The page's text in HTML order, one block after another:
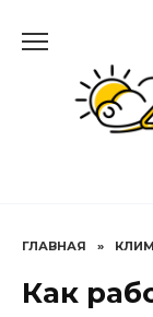
содержанию
ГЛАВНАЯ »
Как